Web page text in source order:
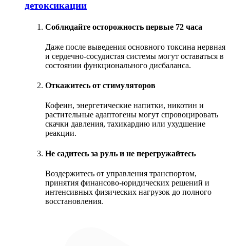
детоксикации
Соблюдайте осторожность первые 72 часа
Даже после выведения основного токсина нервная
и сердечно-сосудистая системы могут оставаться в
состоянии функционального дисбаланса.
Откажитесь от стимуляторов
Кофеин, энергетические напитки, никотин и
растительные адаптогены могут спровоцировать
скачки давления, тахикардию или ухудшение
реакции.
Не садитесь за руль и не перегружайтесь
Воздержитесь от управления транспортом,
принятия финансово-юридических решений и
интенсивных физических нагрузок до полного
восстановления.